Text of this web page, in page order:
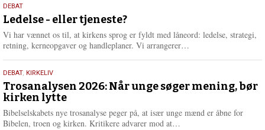
e
r
e
10.
juni
2026
DEBAT
Ledelse - eller tjeneste?
Vi har vænnet os til, at kirkens sprog er fyldt med låneord: ledelse, strategi,
retning, kerneopgaver og handleplaner. Vi arrangerer…
e
2.
juni
2026
DEBAT, KIRKELIV
Trosanalysen 2026: Når unge søger mening, bør
kirken lytte
Bibelselskabets nye trosanalyse peger på, at især unge mænd er åbne for
Bibelen, troen og kirken. Kritikere advarer mod at…